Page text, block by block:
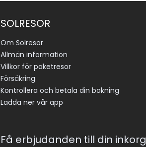
SOLRESOR
Om Solresor
Allmän information
Villkor för paketresor
Försäkring
Kontrollera och betala din bokning
Ladda ner vår app
Få erbjudanden till din inkorg